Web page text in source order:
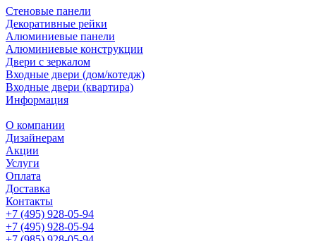
Стеновые панели
Декоративные рейки
Алюминиевые панели
Алюминиевые конструкции
Двери с зеркалом
Входные двери (дом/котедж)
Входные двери (квартира)
Информация
О компании
Дизайнерам
Акции
Услуги
Оплата
Доставка
Контакты
+7 (495) 928-05-94
+7 (495) 928-05-94